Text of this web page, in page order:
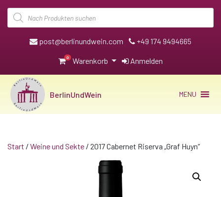
Products
search
post@berlinundwein.com +49 174 9494665
0 Warenkorb Anmelden
BerlinUndWein MENU
Start / Weine und Sekte / 2017 Cabernet Riserva „Graf Huyn“